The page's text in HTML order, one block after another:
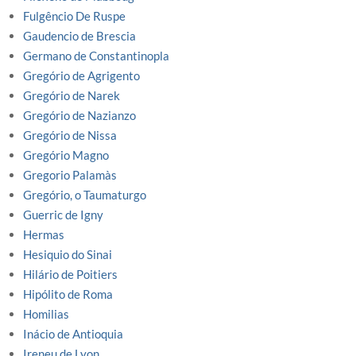
Fulgêncio De Ruspe
Gaudencio de Brescia
Germano de Constantinopla
Gregório de Agrigento
Gregório de Narek
Gregório de Nazianzo
Gregório de Nissa
Gregório Magno
Gregorio Palamàs
Gregório, o Taumaturgo
Guerric de Igny
Hermas
Hesiquio do Sinai
Hilário de Poitiers
Hipólito de Roma
Homilias
Inácio de Antioquia